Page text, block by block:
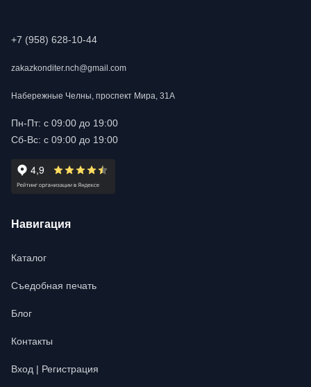
+7 (958) 628-10-44
zakazkonditer.nch@gmail.com
Набережные Челны, проспект Мира, 31А
Пн-Пт: с 09:00 до 19:00
Сб-Вс: с 09:00 до 19:00
Навигация
Каталог
Съедобная печать
Блог
Контакты
Вход | Регистрация